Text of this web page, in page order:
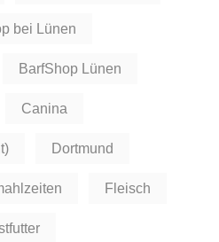
bei Lünen
BarfShop Lünen
Canina
Dortmund
Fleisch